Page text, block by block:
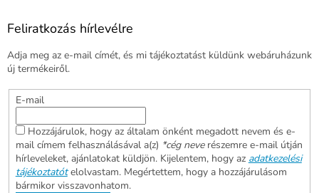
Feliratkozás hírlevélre
Adja meg az e-mail címét, és mi tájékoztatást küldünk webáruházunk
új termékeiről.
E-mail
Hozzájárulok, hogy az általam önként megadott nevem és e-
mail címem felhasználásával a(z) *cég neverészemre e-mail útján
hírleveleket, ajánlatokat küldjön. Kijelentem, hogy az adatkezelési
tájékoztatót elolvastam. Megértettem, hogy a hozzájárulásom
bármikor visszavonhatom.